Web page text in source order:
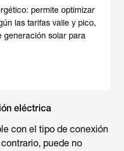
permite optimizar
las tarifas valle y pico,
generación solar para
eléctrica
con el tipo de conexión
puede no